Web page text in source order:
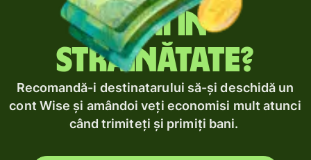
bani în
străinătate?
Recomandă-i destinatarului să-și deschidă un
cont Wise și amândoi veți economisi mult atunci
când trimiteți și primiți bani.